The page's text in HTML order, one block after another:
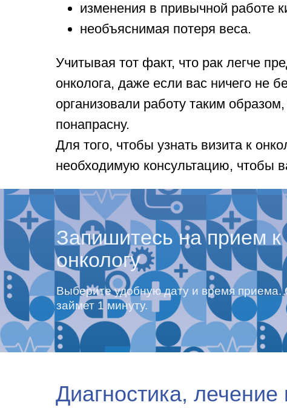
изменения в привычной работе
необъяснимая потеря веса.
Учитывая тот факт, что рак легче
онколога, даже если вас ничего не
организовали работу таким
понапрасну.
Для того, чтобы узнать визита к
необходимую консультацию, чтобы
Запишитесь на прием к
онкологу
Выберите удобную дату и время приема.
займет 1 минуту.
Диагностика,